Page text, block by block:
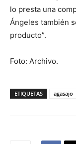
lo presta una
Ángeles también
producto”.
Foto: Archivo.
ETIQUETAS agasajo